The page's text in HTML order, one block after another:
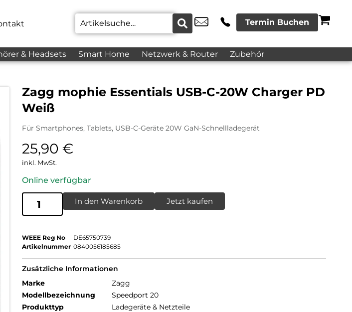
Termin Buchen
& Headsets Smart Home Netzwerk & Router Zubehör
Zagg mophie Essentials USB-C-20W Charger PD
Weiß
Für Smartphones, Tablets, USB-C-Geräte 20W GaN-Schnellladegerät
25,90 €
inkl. MwSt.
Online verfügbar
In den Warenkorb Jetzt kaufen
WEEE Reg No
DE65750739
Artikelnummer 0840056185685
Zusätzliche Informationen
Marke
Zagg
Modellbezeichnung
Speedport 20
Produkttyp
Ladegeräte & Netzteile